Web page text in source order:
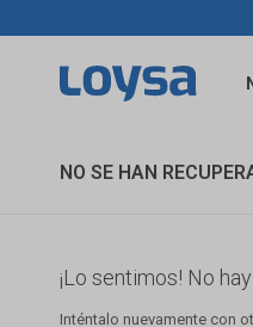
NO SE HAN
¡Lo sentimos! No
Inténtalo nuevamente con